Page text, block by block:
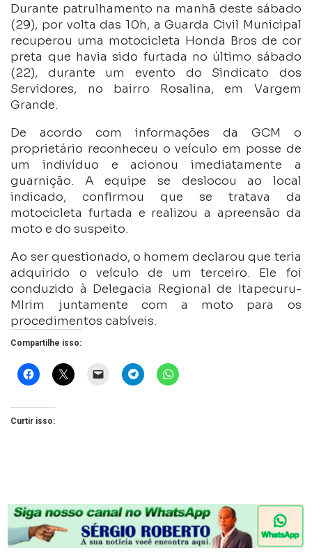
Durante patrulhamento na manhã deste sábado
(29), por volta das 10h, a Guarda Civil Municipal
recuperou uma motocicleta Honda Bros de cor
preta que havia sido furtada no último sábado
(22), durante um evento do Sindicato dos
Servidores, no bairro Rosalina, em Vargem
Grande.
De acordo com informações da GCM o
proprietário reconheceu o veículo em posse de
um indivíduo e acionou imediatamente a
guarnição. A equipe se deslocou ao local
indicado, confirmou que se tratava da
motocicleta furtada e realizou a apreensão da
moto e do suspeito.
Ao ser questionado, o homem declarou que teria
adquirido o veículo de um terceiro. Ele foi
conduzido à Delegacia Regional de Itapecuru-
MIrim juntamente com a moto para os
procedimentos cabíveis.
Compartilhe isso:
Curtir isso: